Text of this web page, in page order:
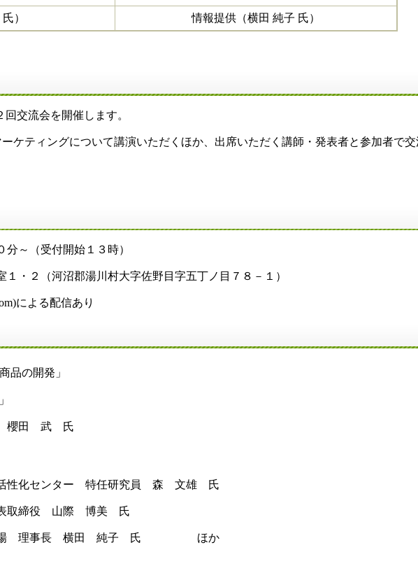
） 情報提供（横田 純子 氏）
交流会を開催します。
ケティングについて講演いただくほか、出席いただく講師・発表者と参加者で
～（受付開始１３時）
２（河沼郡湯川村大字佐野目字五丁ノ目７８－１）
による配信あり
品の開発」
櫻田 武 氏
性化センター 特任研究員 森 文雄 氏
締役 山際 博美 氏
場 理事長 横田 純子 氏 ほか